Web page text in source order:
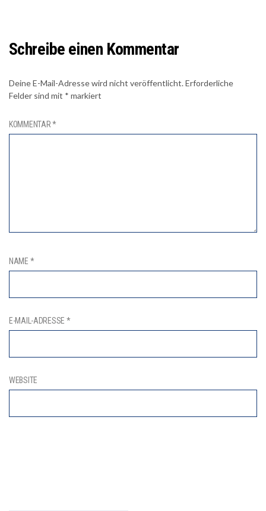
Schreibe einen Kommentar
Deine E-Mail-Adresse wird nicht veröffentlicht.Erforderliche
Felder sind mit * markiert
KOMMENTAR*
NAME *
E-MAIL-ADRESSE *
WEBSITE